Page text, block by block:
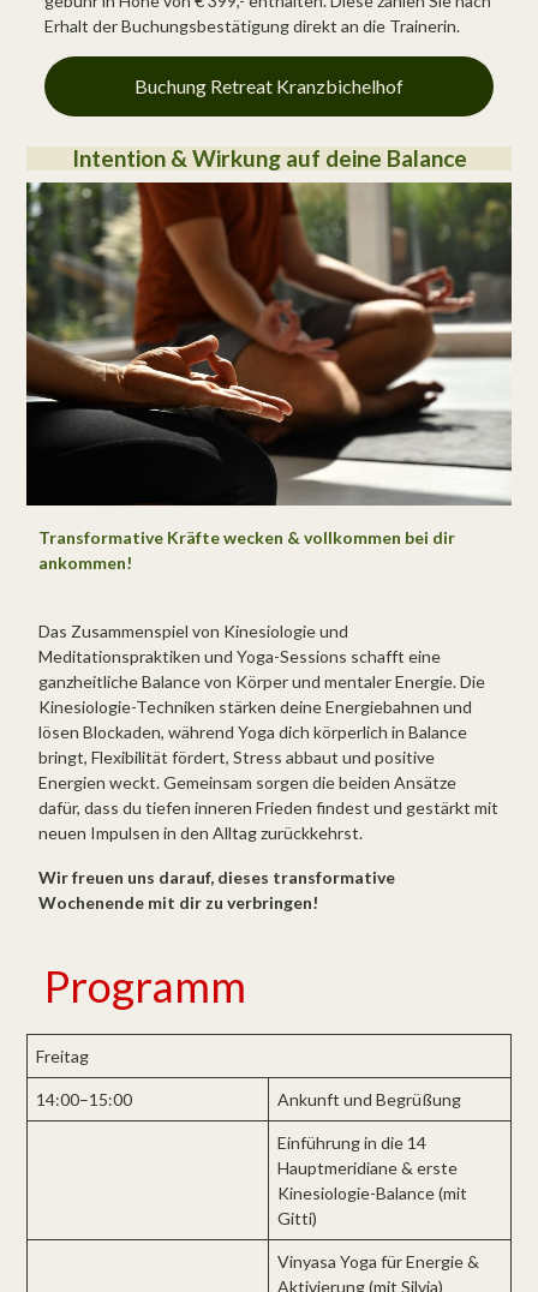
Erhalt der Buchungs­bestätigung direkt an die Trainerin.
Buchung Retreat Kranzbichelhof
Intention & Wirkung auf deine Balance
Transformative Kräfte wecken & vollkommen bei dir
ankommen!
Das Zusammenspiel von Kinesiologie und
Meditationspraktiken und Yoga-Sessions schafft eine
ganzheitliche Balance von Körper und mentaler Energie. Die
Kinesiologie-Techniken stärken deine Energiebahnen und
lösen Blockaden, während Yoga dich körperlich in Balance
bringt, Flexibilität fördert, Stress abbaut und positive
Energien weckt. Gemeinsam sorgen die beiden Ansätze
dafür, dass du tiefen inneren Frieden findest und gestärkt mit
neuen Impulsen in den Alltag zurückkehrst.
Wir freuen uns darauf, dieses transformative
Wochenende mit dir zu verbringen!
Programm
Freitag
14:00–15:00 Ankunft und Begrüßung
Einführung in die 14
Hauptmeridiane & erste
Kinesiologie-Balance (mit
Gitti)
Vinyasa Yoga für Energie &
Aktivierung (mit Silvia)